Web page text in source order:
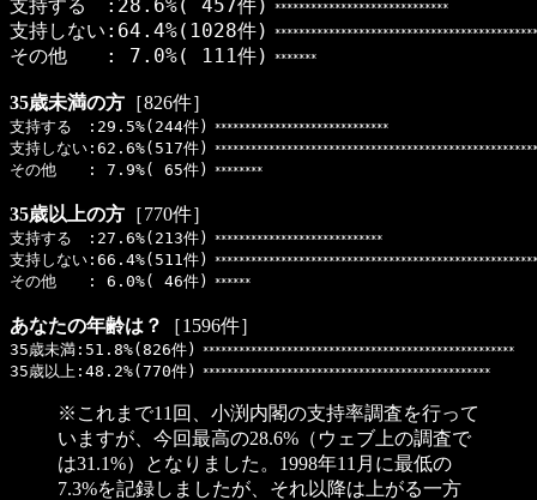
支持する :28.6%( 457件) *****************************
支持しない:64.4%(1028件)
その他 : 7.0%( 111件) *******
35歳未満の方 ［826件］
支持する :29.5%(244件) *****************************
支持しない:62.6%(517件)
その他 : 7.9%( 65件) ********
35歳以上の方 ［770件］
支持する :27.6%(213件) ****************************
支持しない:66.4%(511件)
その他 : 6.0%( 46件) ******
あなたの年齢は？ ［1596件］
35歳未満:51.8%(826件) ****************************************************
35歳以上:48.2%(770件) ************************************************
※これまで11回、小渕内閣の支持率調査を行って
いますが、今回最高の28.6%（ウェブ上の調査で
は31.1%）となりました。1998年11月に最低の
7.3%を記録しましたが、それ以降は上がる一方